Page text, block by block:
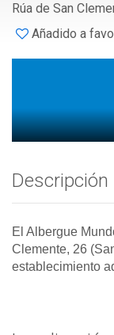
Rúa de San
Añadido a
Descripción
El Albergue
Clemente, 26
establecimiento